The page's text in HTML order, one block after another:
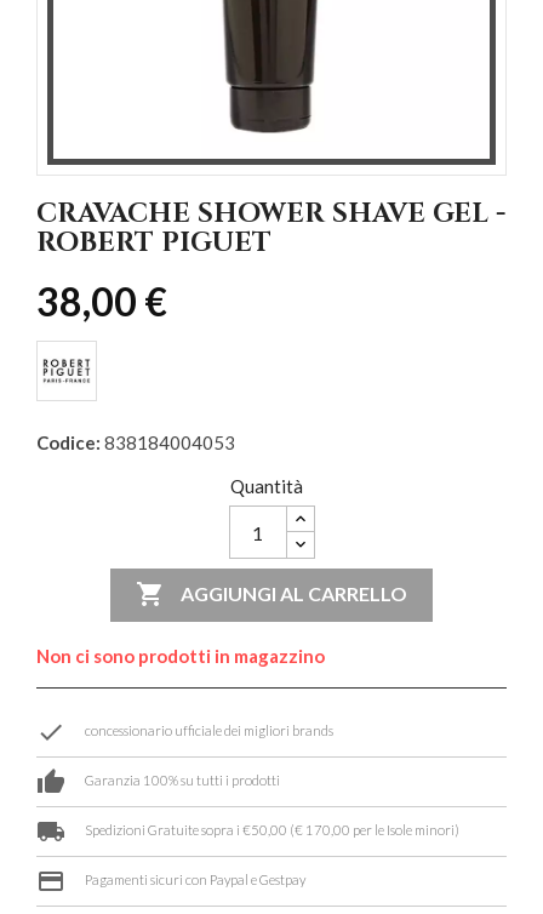
CRAVACHE SHOWER SHAVE GEL -
ROBERT PIGUET
38,00 €
Codice: 838184004053
Quantità
 AGGIUNGI AL CARRELLO
Non ci sono prodotti in magazzino
done concessionario ufficiale dei migliori brands
thumb_up Garanzia 100% su tutti i prodotti
local_shipping Spedizioni Gratuite sopra i €50,00 (€ 170,00 per le Isole minori)
credit_card Pagamenti sicuri con Paypal e Gestpay